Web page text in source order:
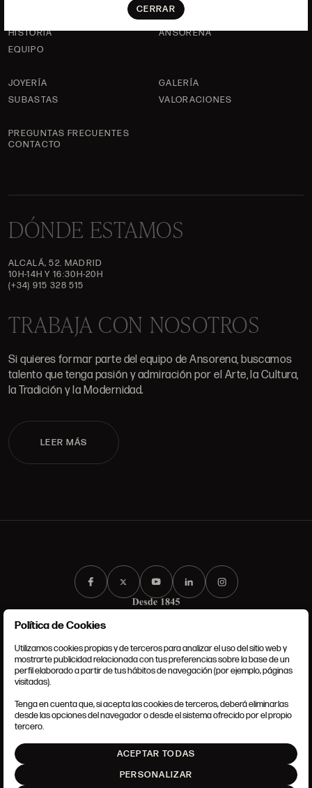
CERRAR
HISTORIA
ANSORENA
EQUIPO
JOYERÍA
GALERÍA
SUBASTAS
VALORACIONES
PREGUNTAS FRECUENTES
CONTACTO
DÓNDE ESTAMOS
ALCALÁ, 52. MADRID
10H-14H Y 16:30H-20H
(+34) 915 328 515
TRABAJA CON NOSOTROS
Si quieres formar parte del equipo de Ansorena, buscamos
talento que tenga pasión y admiración por el Arte, la Cultura,
la Tradición y la Modernidad.
LEER MÁS
CONDICIONES GENERALES
POLÍTICA DE COOKIES
AJUSTE DE COOKIES
Política de Cookies
Utilizamos cookies propias y de terceros para analizar el uso del sitio web y
mostrarte publicidad relacionada con tus preferencias sobre la base de un
perfil elaborado a partir de tus hábitos de navegación (por ejemplo, páginas
visitadas).
Tenga en cuenta que, si acepta las cookies de terceros, deberá eliminarlas
desde las opciones del navegador o desde el sistema ofrecido por el propio
tercero.
ACEPTAR TODAS
PERSONALIZAR